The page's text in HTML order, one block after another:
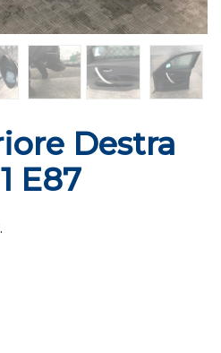
Destra
E87
e87 quantità